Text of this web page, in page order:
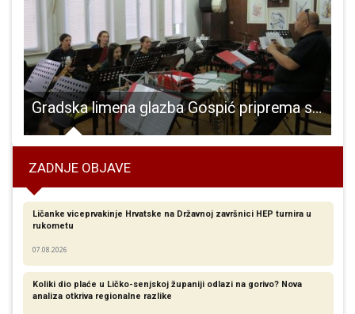
Gradska limena glazba Gospić priprema se za promenadni koncert 30.svibnja
ZADNJE OBJAVE
Ličanke viceprvakinje Hrvatske na Državnoj završnici HEP turnira u
rukometu
07.08.2026
Koliki dio plaće u Ličko-senjskoj županiji odlazi na gorivo? Nova
analiza otkriva regionalne razlike​